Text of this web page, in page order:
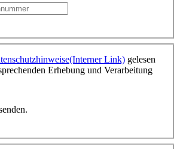
(Interner Link) gelesen
Erhebung und Verarbeitung